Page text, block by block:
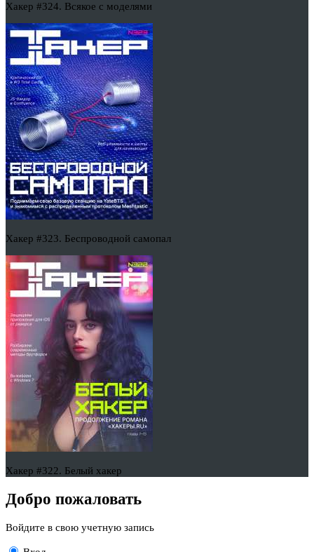
Хакер #324. Всякое с моделями
Хакер #323. Беспроводной самопал
Хакер #322. Белый хакер
Добро пожаловать
Войдите в свою учетную запись